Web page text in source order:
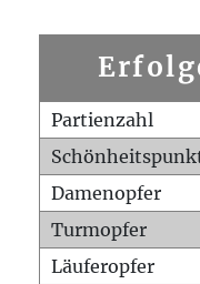
Partienzahl
Damenopfer
Turmopfer
Läuferopfer